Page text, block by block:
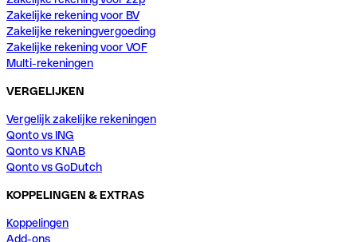
Zakelijke rekening voor BV
Zakelijke rekeningvergoeding
Zakelijke rekening voor VOF
Multi-rekeningen
VERGELIJKEN
Vergelijk zakelijke rekeningen
Qonto vs ING
Qonto vs KNAB
Qonto vs GoDutch
KOPPELINGEN & EXTRAS
Koppelingen
Add-ons